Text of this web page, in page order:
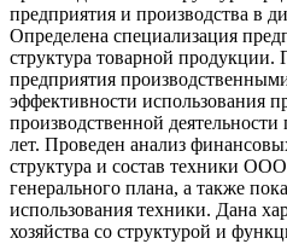
предприятия и производства в
Определена специализация
структура товарной продукции.
предприятия
эффективности использования
производственной
лет. Проведен анализ
структура и состав техники
генерального плана, а также
использования техники. Дана
хозяйства со структурой и